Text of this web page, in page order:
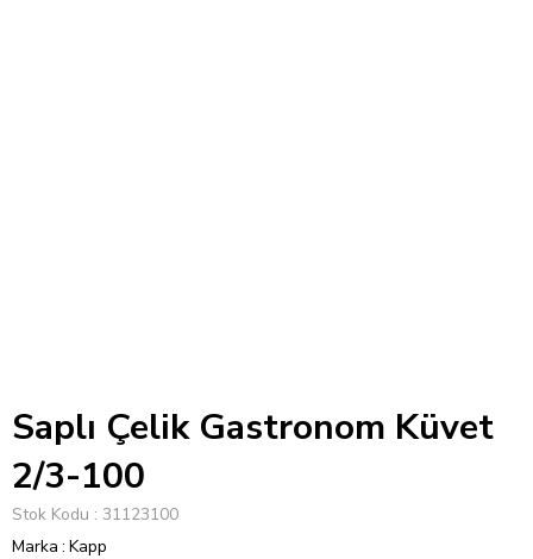
Saplı Çelik Gastronom Küvet
2/3-100
Stok Kodu
31123100
Marka : Kapp